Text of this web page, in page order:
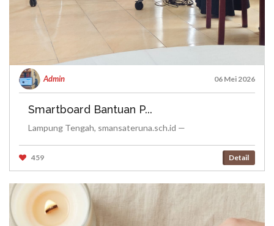
Admin 06 Mei 2026
Smartboard Bantuan P...
Lampung Tengah, smansateruna.sch.id —
459 Detail